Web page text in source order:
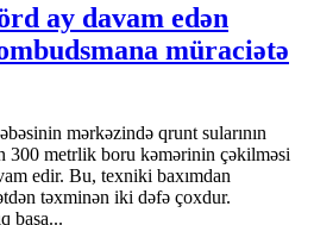
ay davam edən
müraciətə
mərkəzində qrunt sularının
300 metrlik boru kəmərinin çəkilməsi
edir. Bu, texniki baxımdan
təxminən iki dəfə çoxdur.
başa...